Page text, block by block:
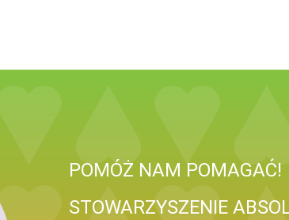
POMÓŻ NAM POMAGAĆ!
STOWARZYSZENIE